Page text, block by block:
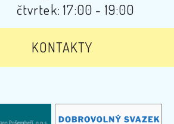
čtvrtek: 17:00 - 19:00
KONTAKTY